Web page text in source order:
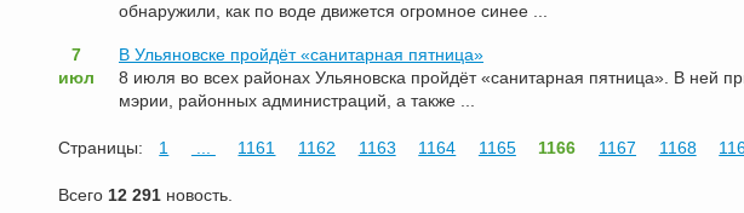
обнаружили, как по воде движется огромное синее ...
7
июл
В Ульяновске пройдёт «санитарная пятница»
8 июля во всех районах Ульяновска пройдёт «санитарная пятница». В ней
мэрии, районных администраций, а также ...
Страницы: 1 ... 1161 1162 1163 1164 1165 1166 1167 1168
Всего 12 291 новость.